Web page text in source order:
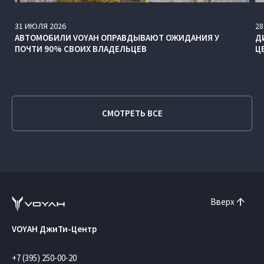
31 ИЮЛЯ 2026
АВТОМОБИЛИ VOYAH ОПРАВДЫВАЮТ ОЖИДАНИЯ У
ПОЧТИ 90% СВОИХ ВЛАДЕЛЬЦЕВ
28
СМОТРЕТЬ ВСЕ
Вверх
VOYAH ДжиТи-Центр
+7 (395) 250-00-20